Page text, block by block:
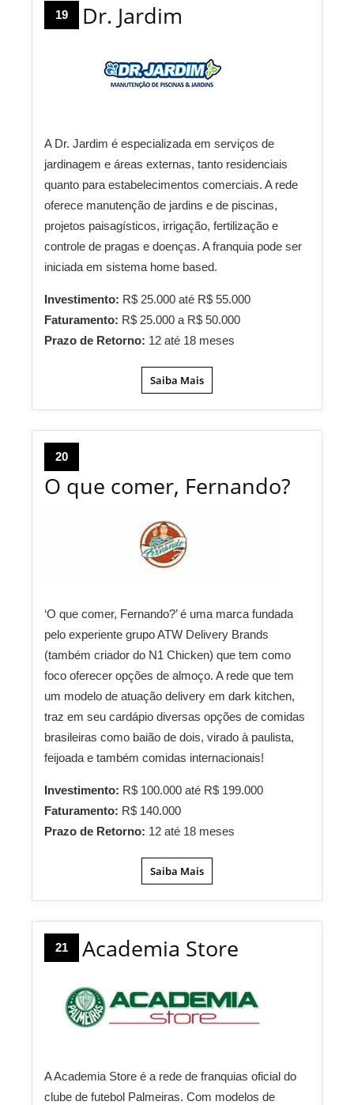
19 Dr. Jardim
A Dr. Jardim é especializada em serviços de
jardinagem e áreas externas, tanto residenciais
quanto para estabelecimentos comerciais. A rede
oferece manutenção de jardins e de piscinas,
projetos paisagísticos, irrigação, fertilização e
controle de pragas e doenças. A franquia pode ser
iniciada em sistema home based.
Investimento: R$ 25.000 até R$ 55.000
Faturamento: R$ 25.000 a R$ 50.000
Prazo de Retorno: 12 até 18 meses
Saiba Mais
20
O que comer, Fernando?
‘O que comer, Fernando?’ é uma marca fundada
pelo experiente grupo ATW Delivery Brands
(também criador do N1 Chicken) que tem como
foco oferecer opções de almoço. A rede que tem
um modelo de atuação delivery em dark kitchen,
traz em seu cardápio diversas opções de comidas
brasileiras como baião de dois, virado à paulista,
feijoada e também comidas internacionais!
Investimento: R$ 100.000 até R$ 199.000
Faturamento: R$ 140.000
Prazo de Retorno: 12 até 18 meses
Saiba Mais
21 Academia Store
A Academia Store é a rede de franquias oficial do
clube de futebol Palmeiras. Com modelos de